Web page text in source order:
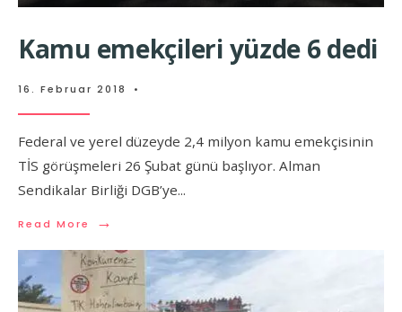
Kamu emekçileri yüzde 6 dedi
16. Februar 2018 •
Federal ve yerel düzeyde 2,4 milyon kamu emekçisinin
TİS görüşmeleri 26 Şubat günü başlıyor. Alman
Sendikalar Birliği DGB’ye...
Read More →